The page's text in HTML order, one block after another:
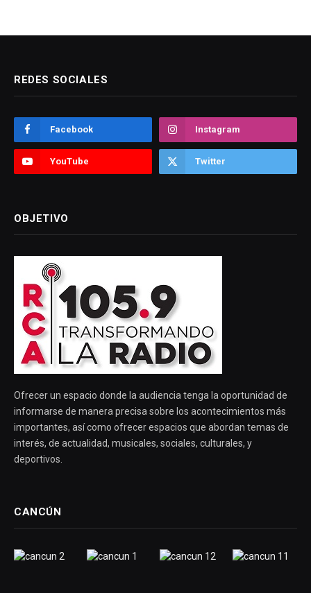
REDES SOCIALES
Facebook Instagram
YouTube Twitter
OBJETIVO
Ofrecer un espacio donde la audiencia tenga la oportunidad de
informarse de manera precisa sobre los acontecimientos más
importantes, así como ofrecer espacios que abordan temas de
interés, de actualidad, musicales, sociales, culturales, y
deportivos.
CANCÚN